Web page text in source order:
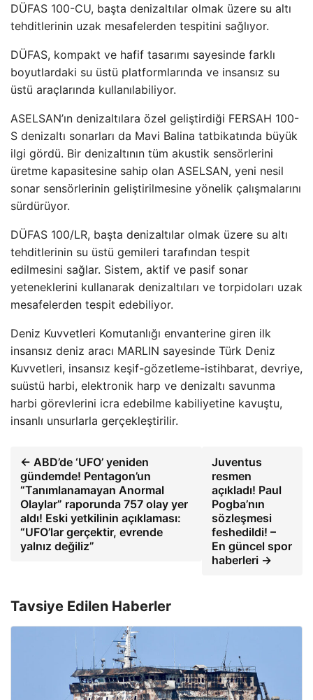
DÜFAS 100-CU, başta denizaltılar olmak üzere su altı
tehditlerinin uzak mesafelerden tespitini sağlıyor.
DÜFAS, kompakt ve hafif tasarımı sayesinde farklı
boyutlardaki su üstü platformlarında ve insansız su
üstü araçlarında kullanılabiliyor.
ASELSAN’ın denizaltılara özel geliştirdiği FERSAH 100-
S denizaltı sonarları da Mavi Balina tatbikatında büyük
ilgi gördü. Bir denizaltının tüm akustik sensörlerini
üretme kapasitesine sahip olan ASELSAN, yeni nesil
sonar sensörlerinin geliştirilmesine yönelik çalışmalarını
sürdürüyor.
DÜFAS 100/LR, başta denizaltılar olmak üzere su altı
tehditlerinin su üstü gemileri tarafından tespit
edilmesini sağlar. Sistem, aktif ve pasif sonar
yeteneklerini kullanarak denizaltıları ve torpidoları uzak
mesafelerden tespit edebiliyor.
Deniz Kuvvetleri Komutanlığı envanterine giren ilk
insansız deniz aracı MARLIN sayesinde Türk Deniz
Kuvvetleri, insansız keşif-gözetleme-istihbarat, devriye,
suüstü harbi, elektronik harp ve denizaltı savunma
harbi görevlerini icra edebilme kabiliyetine kavuştu,
insanlı unsurlarla gerçekleştirilir.
← ABD’de ‘UFO’ yeniden
gündemde! Pentagon’un
“Tanımlanamayan Anormal
Olaylar” raporunda 757 olay yer
aldı! Eski yetkilinin açıklaması:
“UFO’lar gerçektir, evrende
yalnız değiliz”
Juventus
resmen
açıkladı! Paul
Pogba’nın
sözleşmesi
feshedildi! –
En güncel spor
haberleri →
Tavsiye Edilen Haberler